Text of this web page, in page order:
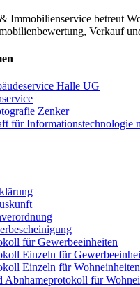
Immobilienservice betreut
Verkauf
Halle UG
Zenker
für Informationstechnologie
für Gewerbeeinheiten
Einzeln für
Einzeln für Wohneinheiten
Abnhameprotokoll für